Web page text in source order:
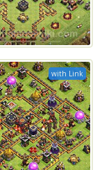
with Link